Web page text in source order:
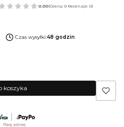
0.00(Oceny: 0 Recenzje: 0)
Czas wysyłki:48 godzin
koszyka